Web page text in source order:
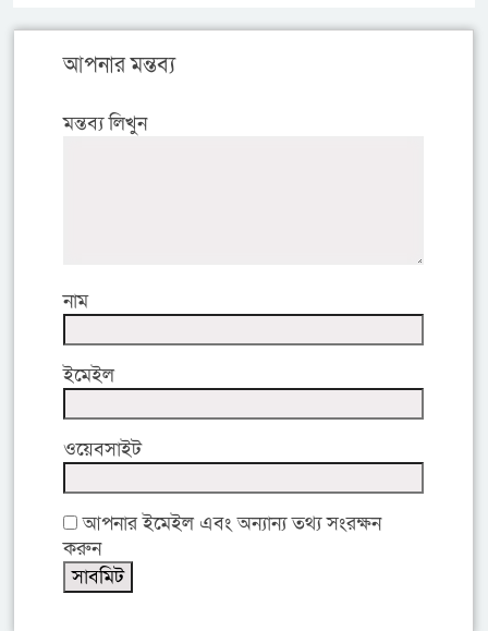
আপনার মন্তব্য
মন্তব্য লিখুন
নাম
ইমেইল
ওয়েবসাইট
আপনার ইমেইল এবং অন্যান্য তথ্য সংরক্ষন
করুন